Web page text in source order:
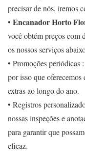
precisar de nós, iremos
• Encanador Horto
você obtém preços com
os nossos serviços
• Promoções periódicas
por isso que
extras ao longo do ano.
• Registros
nossas inspeções e
para garantir que
eficaz.